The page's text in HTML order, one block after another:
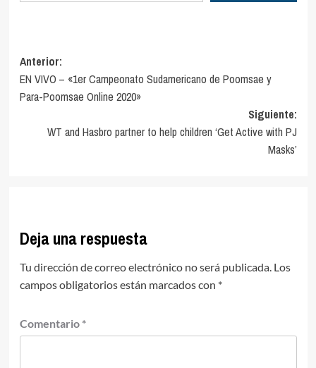
Navegación
de
entradas
Anterior:
EN VIVO – «1er Campeonato Sudamericano de Poomsae y
Para-Poomsae Online 2020»
Siguiente:
WT and Hasbro partner to help children ‘Get Active with PJ
Masks’
Deja una respuesta
Tu dirección de correo electrónico no será publicada. Los
campos obligatorios están marcados con *
Comentario *